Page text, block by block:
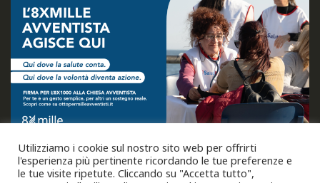
Utilizziamo i cookie sul nostro sito web per offrirti
l'esperienza più pertinente ricordando le tue preferenze e
le tue visite ripetute. Cliccando su "Accetta tutto",